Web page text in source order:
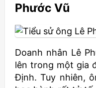
Phước Vũ
Doanh nhân Lê
lên trong một gia
Định. Tuy nhiên,